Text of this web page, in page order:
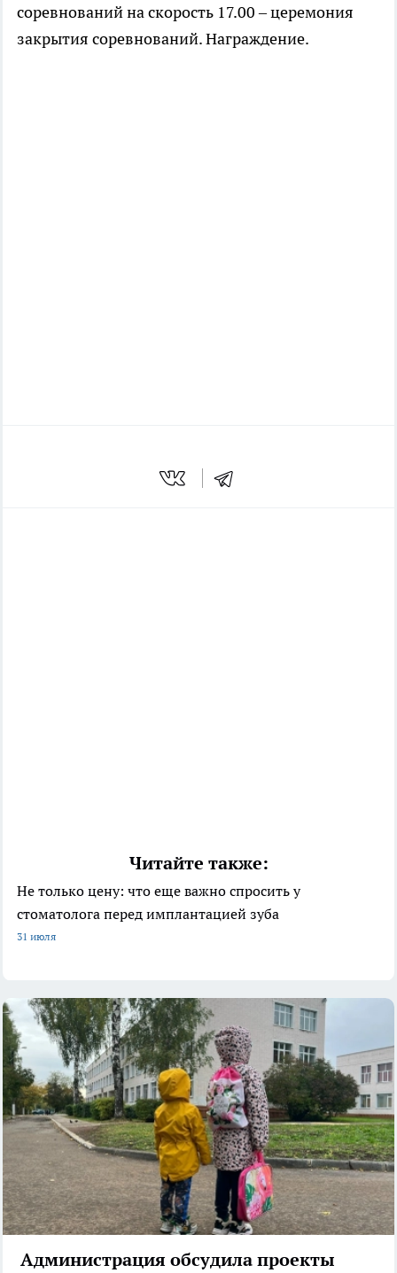
соревнований на скорость 17.00 – церемония
закрытия соревнований. Награждение.
Читайте также:
Не только цену: что еще важно спросить у
стоматолога перед имплантацией зуба
31 июля
Администрация обсудила проекты